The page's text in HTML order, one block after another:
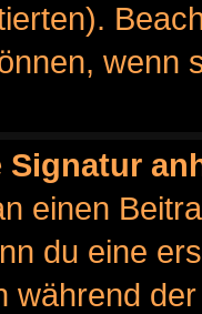
wenn
Signatur
einen
du eine
während